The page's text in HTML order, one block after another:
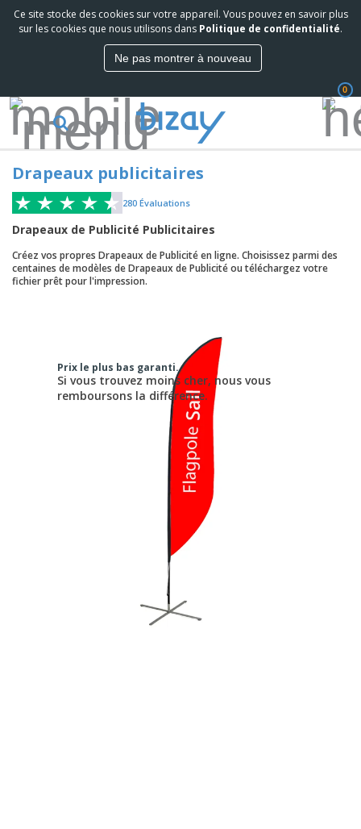
Ce site stocke des cookies sur votre appareil. Vous pouvez en savoir plus
sur les cookies que nous utilisons dans Politique de confidentialité.
Ne pas montrer à nouveau
0
Drapeaux publicitaires
280 Évaluations
Drapeaux de Publicité Publicitaires
Créez vos propres Drapeaux de Publicité en ligne. Choisissez parmi des
centaines de modèles de Drapeaux de Publicité ou téléchargez votre
fichier prêt pour l'impression.
Prix le plus bas garanti.
Si vous trouvez moins cher, nous vous
remboursons la différence.